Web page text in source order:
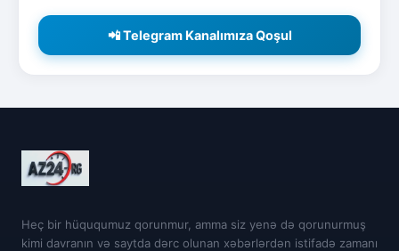
📲 Telegram Kanalımıza Qoşul
Heç bir hüququmuz qorunmur, amma siz yenə də qorunurmuş
kimi davranın və saytda dərc olunan xəbərlərdən istifadə zamanı